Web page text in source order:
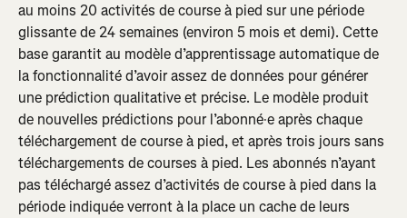
au moins 20 activités de course à pied sur une période
glissante de 24 semaines (environ 5 mois et demi). Cette
base garantit au modèle d’apprentissage automatique de
la fonctionnalité d’avoir assez de données pour générer
une prédiction qualitative et précise. Le modèle produit
de nouvelles prédictions pour l’abonné·e après chaque
téléchargement de course à pied, et après trois jours sans
téléchargements de courses à pied. Les abonnés n’ayant
pas téléchargé assez d’activités de course à pied dans la
période indiquée verront à la place un cache de leurs